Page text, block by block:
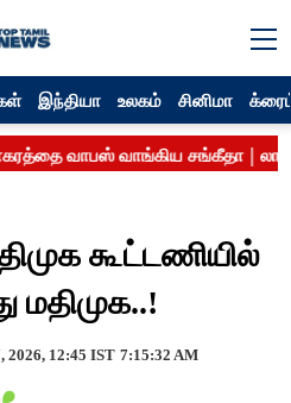
இந்தியா உலகம் சினிமா
கூட்டணியில்
மதிமுக..!
2026, 12:45 IST 7:15:32 AM